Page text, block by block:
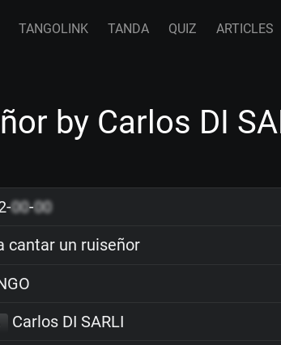
TANGOLINK TANDA QUIZ ARTICLES
by Carlos DI
00-00
cantar un ruiseñor
Carlos DI SARLI